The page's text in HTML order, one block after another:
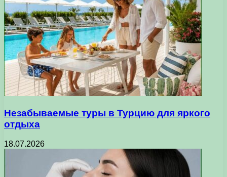
Незабываемые туры в Турцию для яркого
отдыха
18.07.2026